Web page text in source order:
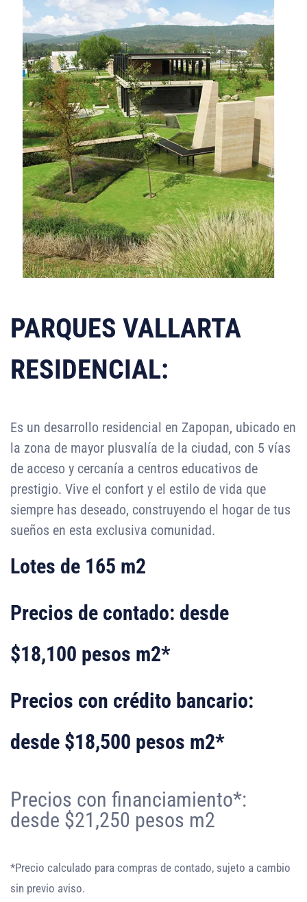
PARQUES VALLARTA
RESIDENCIAL:
Es un desarrollo residencial en Zapopan, ubicado en
la zona de mayor plusvalía de la ciudad, con 5 vías
de acceso y cercanía a centros educativos de
prestigio. Vive el confort y el estilo de vida que
siempre has deseado, construyendo el hogar de tus
sueños en esta exclusiva comunidad.
Lotes de 165 m2
Precios de contado: desde
$18,100 pesos m2*
Precios con crédito bancario:
desde $18,500 pesos m2*
Precios con financiamiento*:
desde $21,250 pesos m2
*Precio calculado para compras de contado, sujeto a cambio
sin previo aviso.